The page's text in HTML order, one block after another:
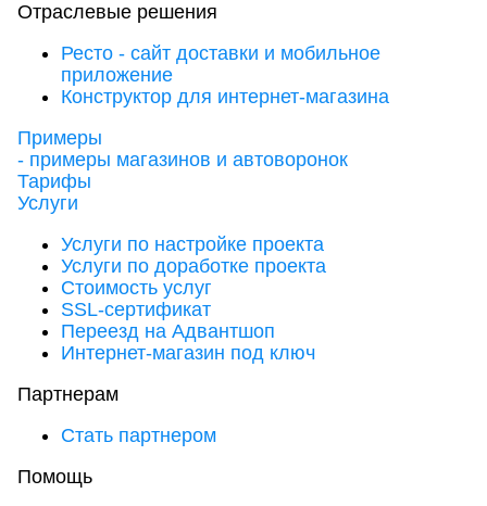
Отраслевые решения
Ресто - сайт доставки и мобильное
приложение
Конструктор для интернет-магазина
Примеры
- примеры магазинов и автоворонок
Тарифы
Услуги
Услуги по настройке проекта
Услуги по доработке проекта
Стоимость услуг
SSL-сертификат
Переезд на Адвантшоп
Интернет-магазин под ключ
Партнерам
Стать партнером
Помощь